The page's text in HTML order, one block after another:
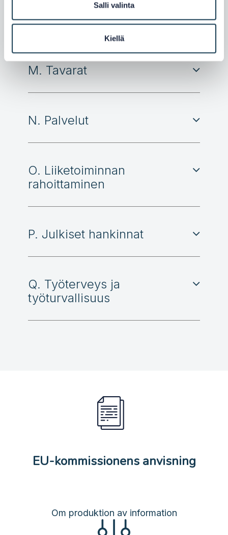
Salli valinta
Kiellä
L. Verot
M. Tavarat
N. Palvelut
O. Liiketoiminnan
rahoittaminen
P. Julkiset hankinnat
Q. Työterveys ja
työturvallisuus
EU-kommissionens anvisning
Om produktion av information